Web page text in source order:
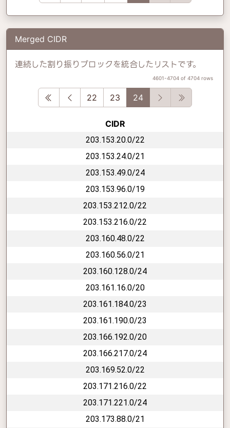
Merged CIDR
連続した割り振りブロックを統合したリストです。
4601-4704 of 4704 rows
First Previous
22 23 24 Next
CIDR
203.153.20.0/22
203.153.24.0/21
203.153.49.0/24
203.153.96.0/19
203.153.212.0/22
203.153.216.0/22
203.160.48.0/22
203.160.56.0/21
203.160.128.0/24
203.161.16.0/20
203.161.184.0/23
203.161.190.0/23
203.166.192.0/20
203.166.217.0/24
203.169.52.0/22
203.171.216.0/22
203.171.221.0/24
203.173.88.0/21